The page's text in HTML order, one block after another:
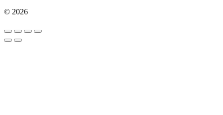
© 2026